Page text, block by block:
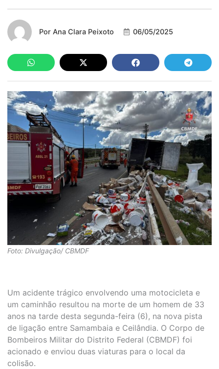
Por Ana Clara Peixoto 06/05/2025
Foto: Divulgação/ CBMDF
Um acidente trágico envolvendo uma motocicleta e
um caminhão resultou na morte de um homem de 33
anos na tarde desta segunda-feira (6), na nova pista
de ligação entre Samambaia e Ceilândia. O Corpo de
Bombeiros Militar do Distrito Federal (CBMDF) foi
acionado e enviou duas viaturas para o local da
colisão.